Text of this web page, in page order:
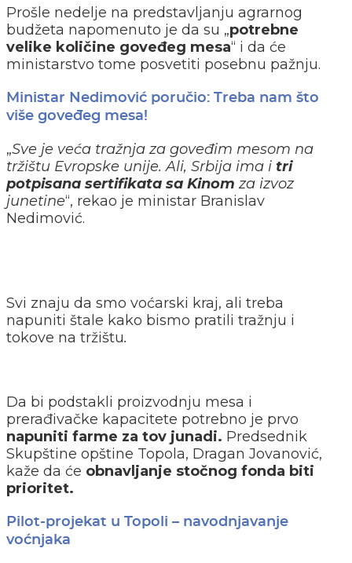
Prošle nedelje na predstavljanju agrarnog
budžeta napomenuto je da su „potrebne
velike količine goveđeg mesa“ i da će
ministarstvo tome posvetiti posebnu pažnju.
Ministar Nedimović poručio: Treba nam što
više goveđeg mesa!
„Sve je veća tražnja za goveđim mesom na
tržištu Evropske unije. Ali, Srbija ima i tri
potpisana sertifikata sa Kinom za izvoz
junetine“, rekao je ministar Branislav
Nedimović.
Svi znaju da smo voćarski kraj, ali treba
napuniti štale kako bismo pratili tražnju i
tokove na tržištu.
Da bi podstakli proizvodnju mesa i
prerađivačke kapacitete potrebno je prvo
napuniti farme za tov junadi. Predsednik
Skupštine opštine Topola, Dragan Jovanović,
kaže da će obnavljanje stočnog fonda biti
prioritet.
Pilot-projekat u Topoli – navodnjavanje
voćnjaka